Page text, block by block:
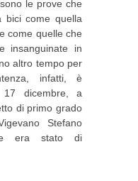
le prove che
bici come quella
come quelle che
insanguinate in
altro tempo per
infatti, è
dicembre, a
di primo grado
Stefano
era stato di